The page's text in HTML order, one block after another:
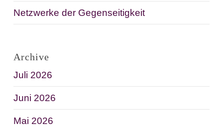
Netzwerke der Gegenseitigkeit
Archive
Juli 2026
Juni 2026
Mai 2026